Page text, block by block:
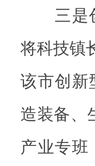
三是创
将科技镇
该市创新
造装备、
产业专班